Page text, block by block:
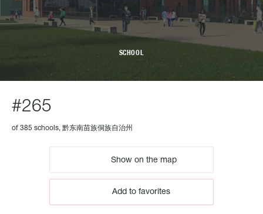
SCHOOL
#265
of 385 schools, 黔东南苗族侗族自治州
Show on the map
Add to favorites